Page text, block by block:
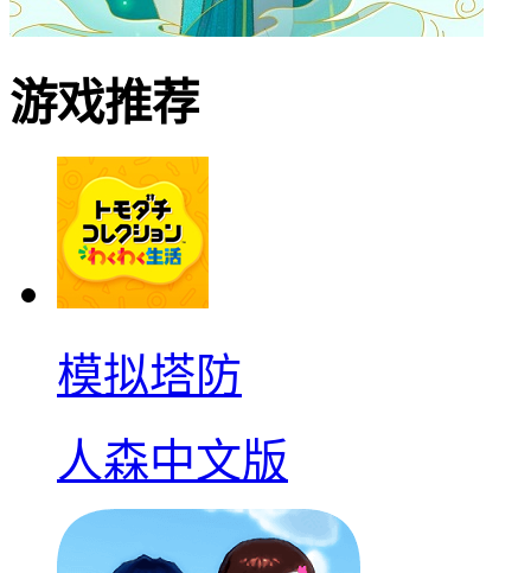
游戏推荐
模拟塔防
人森中文版